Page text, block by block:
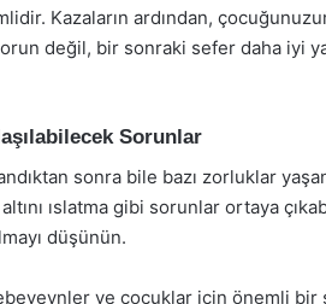
Kazaların ardından,
değil, bir sonraki sefer daha iyi
Sorunlar
sonra bile bazı zorluklar
ıslatma gibi sorunlar ortaya
düşünün.
ve çocuklar için önemli bir